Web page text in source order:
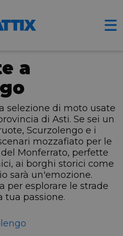
a
selezione di moto usate
di Asti. Se sei un
Scurzolengo e i
mozzafiato per le
Monferrato, perfette
ai borghi storici come
sarà un'emozione.
per esplorare le strade
tua passione.